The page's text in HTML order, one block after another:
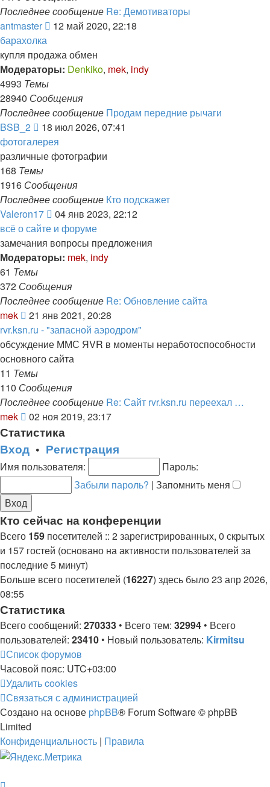
Последнее сообщение Re: Демотиваторы
antmaster
Перейти
последнему
сообщению
12 май 2020, 22:18
барахолка
купля продажа обмен
Модераторы: Denkiko, mek, indy
4993 Темы
28940 Сообщения
Последнее сообщение Продам передние рычаги
BSB_2
Перейти
к
последнему
сообщению
18 июл 2026, 07:41
фотогалерея
различные фотографии
168 Темы
1916 Сообщения
Последнее сообщение Кто подскажет
Valeron17
Перейти
к
последнему
сообщению
04 янв 2023, 22:12
всё о сайте и форуме
замечания вопросы предложения
Модераторы: mek, indy
61 Темы
372 Сообщения
Последнее сообщение Re: Обновление сайта
mek
Перейти
к
последнему
сообщению
21 янв 2021, 20:28
rvr.ksn.ru - "запасной аэродром"
обсуждение ММС ЯVR в моменты неработоспособности
основного сайта
11 Темы
110 Сообщения
Последнее сообщение Re: Сайт rvr.ksn.ru переехал …
mek
Перейти
к
последнему
сообщению
02 ноя 2019, 23:17
Статистика
Вход • Регистрация
Имя пользователя:
Пароль:
Забыли пароль? | Запомнить меня
Кто сейчас на конференции
Всего 159 посетителей :: 2 зарегистрированных, 0 скрытых
и 157 гостей (основано на активности пользователей за
последние 5 минут)
Больше всего посетителей (16227) здесь было 23 апр 2026,
08:55
Статистика
Всего сообщений: 270333 • Всего тем: 32994 • Всего
пользователей: 23410 • Новый пользователь: Kirmitsu
Список форумов
Часовой пояс: UTC+03:00
Удалить cookies
Связаться с администрацией
Создано на основе phpBB® Forum Software © phpBB
Limited
Конфиденциальность | Правила